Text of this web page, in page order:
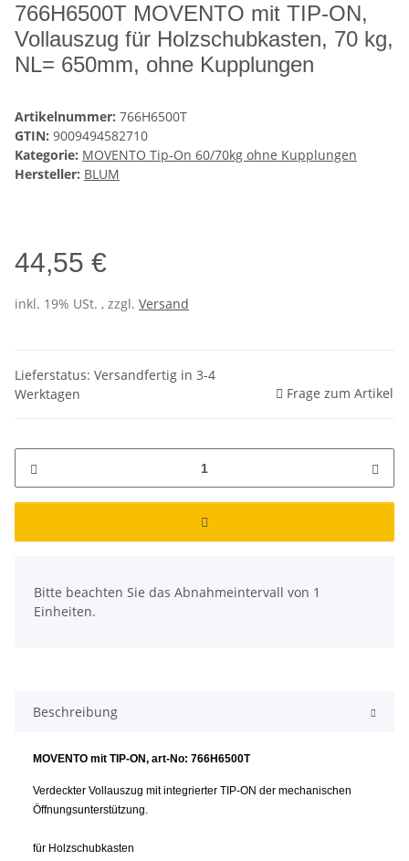
766H6500T MOVENTO mit TIP-ON,
Vollauszug für Holzschubkasten, 70 kg,
NL= 650mm, ohne Kupplungen
Artikelnummer: 766H6500T
GTIN: 9009494582710
Kategorie: MOVENTO Tip-On 60/70kg ohne Kupplungen
Hersteller: BLUM
44,55 €
inkl. 19% USt. , zzgl. Versand
Lieferstatus: Versandfertig in 3-4
Werktagen
Frage zum Artikel
Bitte beachten Sie das Abnahmeintervall von 1
Einheiten.
Beschreibung
MOVENTO mit TIP-ON, art-No: 766H6500T
Verdeckter Vollauszug mit integrierter TIP-ON der mechanischen
Öffnungsunterstützung.
für Holzschubkasten